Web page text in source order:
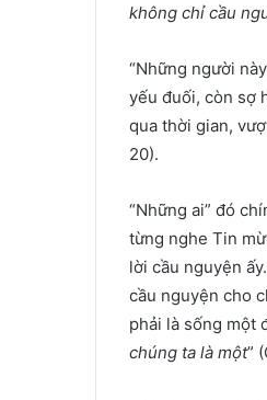
không chỉ cầu
“Những người
yếu đuối, còn sợ
qua thời gian,
20).
“Những ai” đó
từng nghe Tin
lời cầu nguyện
cầu nguyện cho
phải là sống một
chúng ta là một”